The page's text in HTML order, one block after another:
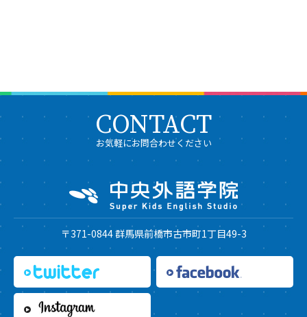
CONTACT
お気軽にお問合わせください
〒371-0844 群馬県前橋市古市町1丁目49-3